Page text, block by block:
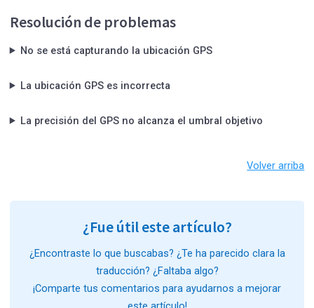
Resolución de problemas
No se está capturando la ubicación GPS
La ubicación GPS es incorrecta
La precisión del GPS no alcanza el umbral objetivo
Volver arriba
¿Fue útil este artículo?
¿Encontraste lo que buscabas? ¿Te ha parecido clara la
traducción? ¿Faltaba algo?
¡Comparte tus comentarios para ayudarnos a mejorar